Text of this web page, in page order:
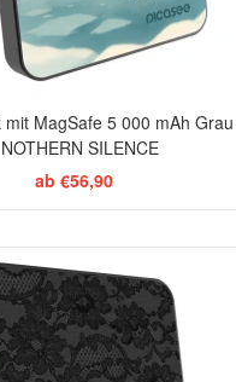
mit MagSafe 5 000 mAh
NOTHERN SILENCE
ab €56,90